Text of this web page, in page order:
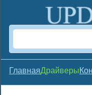
ГлавнаяДрайверы